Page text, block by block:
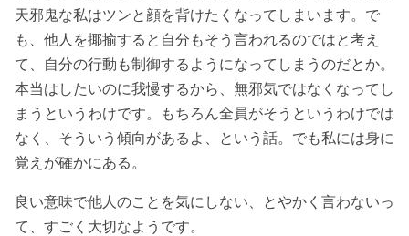
天邪鬼な私はツンと顔を背けたくなってしまいます。で
も、他人を揶揄すると自分もそう言われるのではと考え
て、自分の行動も制御するようになってしまうのだとか。
本当はしたいのに我慢するから、無邪気ではなくなってし
まうというわけです。もちろん全員がそうというわけでは
なく、そういう傾向があるよ、という話。でも私には身に
覚えが確かにある。
良い意味で他人のことを気にしない、とやかく言わないっ
て、すごく大切なようです。